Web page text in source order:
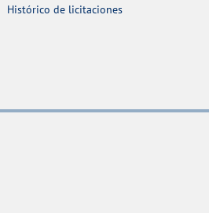
Histórico de licitaciones